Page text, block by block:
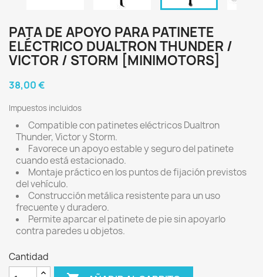
PATA DE APOYO PARA PATINETE
ELÉCTRICO DUALTRON THUNDER /
VICTOR / STORM [MINIMOTORS]
38,00 €
Impuestos incluidos
Compatible con patinetes eléctricos Dualtron
Thunder, Victor y Storm.
Favorece un apoyo estable y seguro del patinete
cuando está estacionado.
Montaje práctico en los puntos de fijación previstos
del vehículo.
Construcción metálica resistente para un uso
frecuente y duradero.
Permite aparcar el patinete de pie sin apoyarlo
contra paredes u objetos.
Cantidad